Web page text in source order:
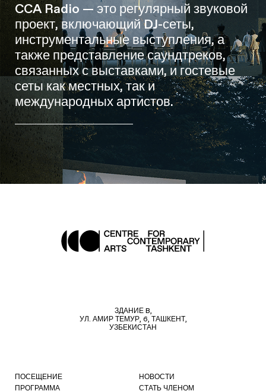
CCA Radio — это регулярный звуковой
проект, включающий DJ-сеты,
инструментальные выступления, а
также представление саундтреков,
связанных с выставками, и гостевые
сеты как местных, так и
международных артистов.
ЗДАНИЕ B,
УЛ. АМИР ТЕМУР, 6, ТАШКЕНТ,
УЗБЕКИСТАН
ПОСЕЩЕНИЕ
ПРОГРАММА
НОВОСТИ
СТАТЬ ЧЛЕНОМ